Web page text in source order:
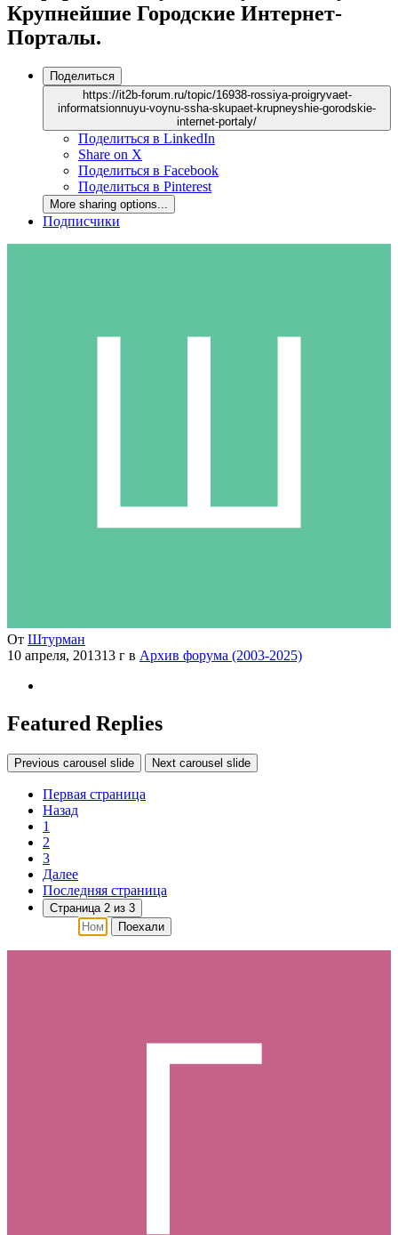
Крупнейшие Городские Интернет-
Порталы.
Поделиться
https://it2b-forum.ru/topic/16938-rossiya-proigryvaet-
informatsionnuyu-voynu-ssha-skupaet-krupneyshie-gorodskie-
internet-portaly/
Поделиться в LinkedIn
Share on X
Поделиться в Facebook
Поделиться в Pinterest
More sharing options...
Подписчики
От Штурман
10 апреля, 201313 г в Архив форума (2003-2025)
Featured Replies
Previous carousel slide Next carousel slide
Первая страница
Назад
1
2
3
Далее
Последняя страница
Страница 2 из 3
Поехали